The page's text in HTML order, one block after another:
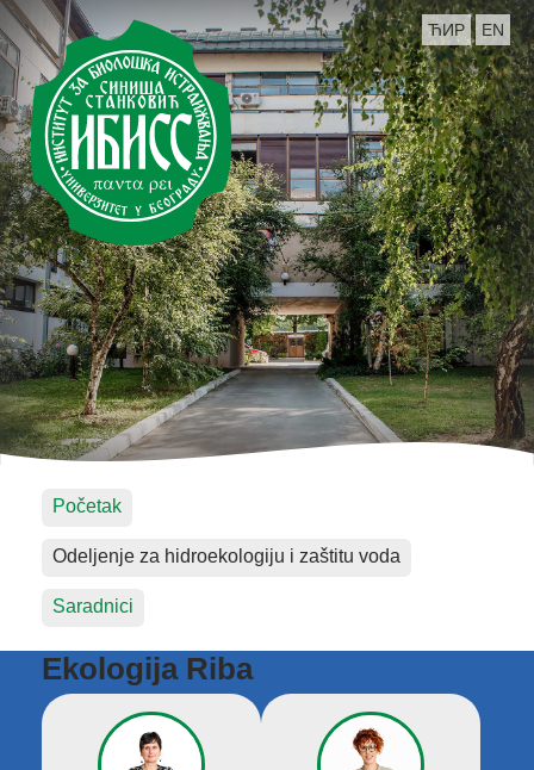
ЋИР EN
Početak
Odeljenje za hidroekologiju i zaštitu voda
Saradnici
Ekologija Riba